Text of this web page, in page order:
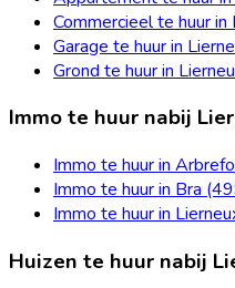
Commercieel te huur in
Garage te huur in
Grond te huur in
Immo te huur nabij
Immo te huur in
Immo te huur in Bra
Immo te huur in
Huizen te huur nabij